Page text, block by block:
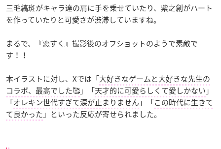
三毛縞斑がキャラ達の肩に手を乗せていたり、紫之創がハート
を作っていたりと可愛さが渋滞していますね。
まるで、『恋すく』撮影後のオフショットのようで素敵で
す！！
本イラストに対し、Xでは「大好きなゲームと大好きな先生の
コラボ、最高でした🥰」「天才的に可愛らしくて愛しかない 」
「オレキン世代すぎて涙が止まりません 」「この時代に生きて
て良かった 」といった反応が寄せられました。